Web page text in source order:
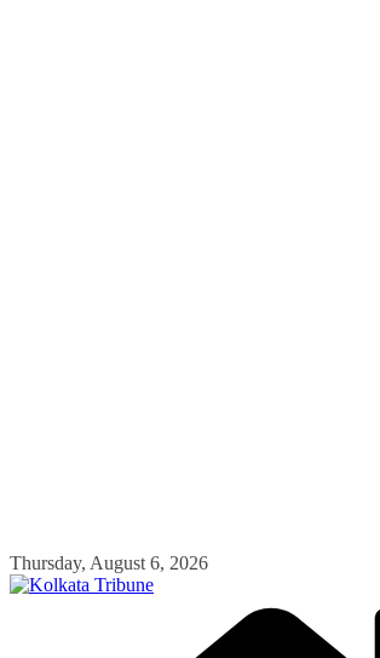
Skip
to
Thursday, August 6, 2026